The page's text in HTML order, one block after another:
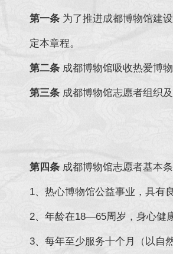
第一条 为了推进成都博物馆建
定本章程。
第二条 成都博物馆吸收热爱博
第三条 成都博物馆志愿者组织
第四条 成都博物馆志愿者基本
1、热心博物馆公益事业，具有
2、年龄在18—65周岁，身心健
3、每年至少服务十个月（以自